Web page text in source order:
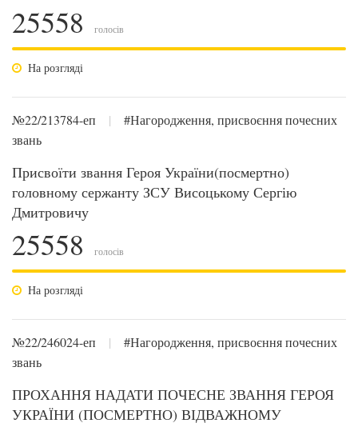
25558 голосів
На розгляді
№22/213784-еп |
#Нагородження, присвоєння почесних
звань
Присвоїти звання Героя України(посмертно)
головному сержанту ЗСУ Висоцькому Сергію
Дмитровичу
25558 голосів
На розгляді
№22/246024-еп |
#Нагородження, присвоєння почесних
звань
ПРОХАННЯ НАДАТИ ПОЧЕСНЕ ЗВАННЯ ГЕРОЯ
УКРАЇНИ (ПОСМЕРТНО) ВІДВАЖНОМУ